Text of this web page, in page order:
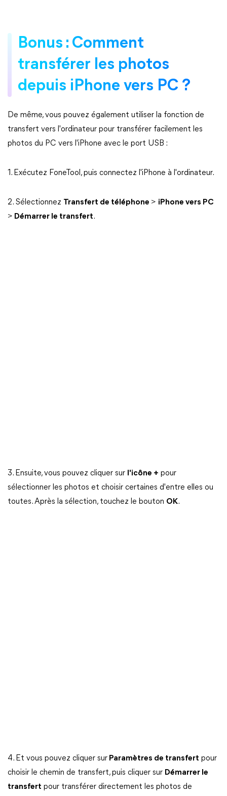
Bonus : Comment
transférer les photos
depuis iPhone vers PC ?
De même, vous pouvez également utiliser la fonction de
transfert vers l'ordinateur pour transférer facilement les
photos du PC vers l'iPhone avec le port USB :
1. Exécutez FoneTool, puis connectez l'iPhone à l'ordinateur.
2. Sélectionnez Transfert de téléphone > iPhone vers PC
> Démarrer le transfert.
3. Ensuite, vous pouvez cliquer sur l'icône + pour
sélectionner les photos et choisir certaines d'entre elles ou
toutes. Après la sélection, touchez le bouton OK.
4. Et vous pouvez cliquer sur Paramètres de transfert pour
choisir le chemin de transfert, puis cliquer sur Démarrer le
transfert pour transférer directement les photos de